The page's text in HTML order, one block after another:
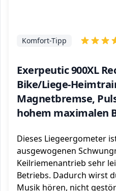
Exerpeutic 900XL
Bike/Liege-
Magnetbremse,
hohem maximalen
Personen von bis zu
Komfort-Tipp
Dieses Liegeergometer
ausgewogenen
Keilriemenantrieb sehr
Betriebs. Dadurch wirst
Musik hören, nicht